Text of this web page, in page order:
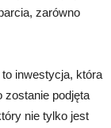
zarówno
inwestycja, która
podjęta
nie tylko jest